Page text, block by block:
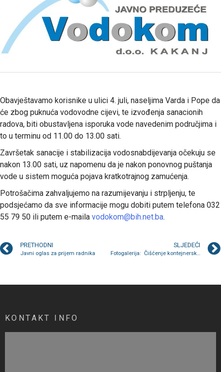
Obavještavamo korisnike u ulici 4. juli, naseljima Varda i Pope da
će zbog puknuća vodovodne cijevi, te izvođenja sanacionih
radova, biti obustavljena isporuka vode navedenim područjima i
to u terminu od 11.00 do 13.00 sati.
Završetak sanacije i stabilizacija vodosnabdijevanja očekuju se
nakon 13.00 sati, uz napomenu da je nakon ponovnog puštanja
vode u sistem moguća pojava kratkotrajnog zamućenja.
Potrošačima zahvaljujemo na razumijevanju i strpljenju, te
podsjećamo da sve informacije mogu dobiti putem telefona 032
55 79 50 ili putem e-maila vodokom@bih.net.ba.
PRETHODNI
Javni oglas za prijem radnika
SLJEDEĆI
Fotogalerija: Čišćenje kontejnerskih lokacija
KONTAKT INFO